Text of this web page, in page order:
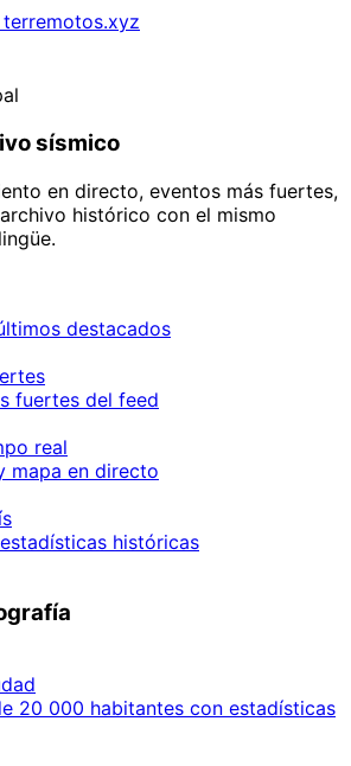
terremotos.xyz
sísmico
en directo, eventos más fuertes,
histórico con el mismo
destacados
fuertes del feed
real
mapa en directo
históricas
20 000 habitantes con estadísticas